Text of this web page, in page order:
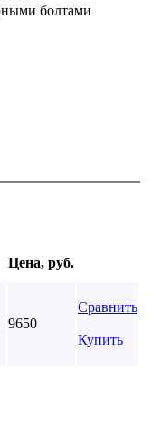
болтами
Цена, руб.
9650
Сравнить
Купить